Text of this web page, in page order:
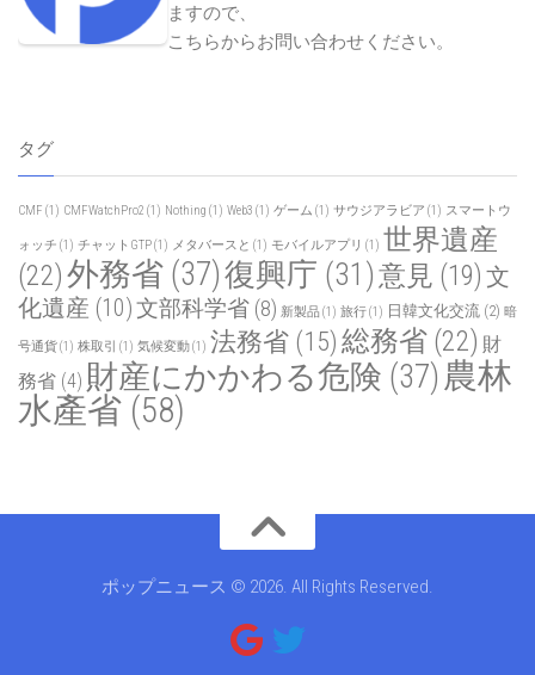
ますので、
こちらからお問い合わせください。
タグ
CMF (1) CMFWatchPro2 (1) Nothing (1) Web3 (1) ゲーム (1) サウジアラビア (1) スマートウ
ォッチ (1) チャットGTP(1) メタバースと (1) モバイルアプリ (1) 世界遺産
(22)外務省 (37)復興庁 (31)意見 (19) 文
化遺産 (10)文部科学省 (8) 新製品(1) 旅行(1) 日韓文化交流 (2) 暗
号通貨(1) 株取引 (1) 気候変動(1) 法務省 (15) 総務省 (22) 財
務省 (4) 財産にかかわる危険 (37) 農林
水產省 (58)
ポップニュース © 2026. All Rights Reserved.